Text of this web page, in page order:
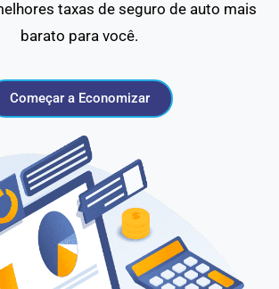
taxas de seguro de auto mais
barato para você.
Começar a Economizar